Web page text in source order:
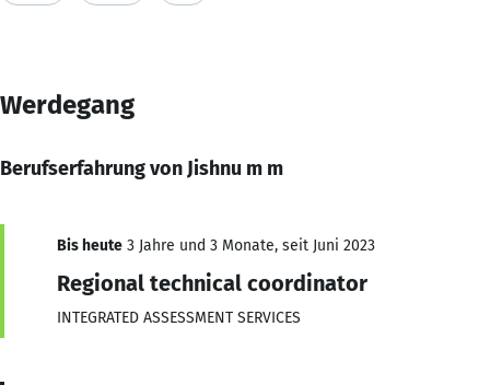
Werdegang
Berufserfahrung von Jishnu m m
Bis heute 3 Jahre und 3 Monate, seit Juni 2023
Regional technical coordinator
INTEGRATED ASSESSMENT SERVICES